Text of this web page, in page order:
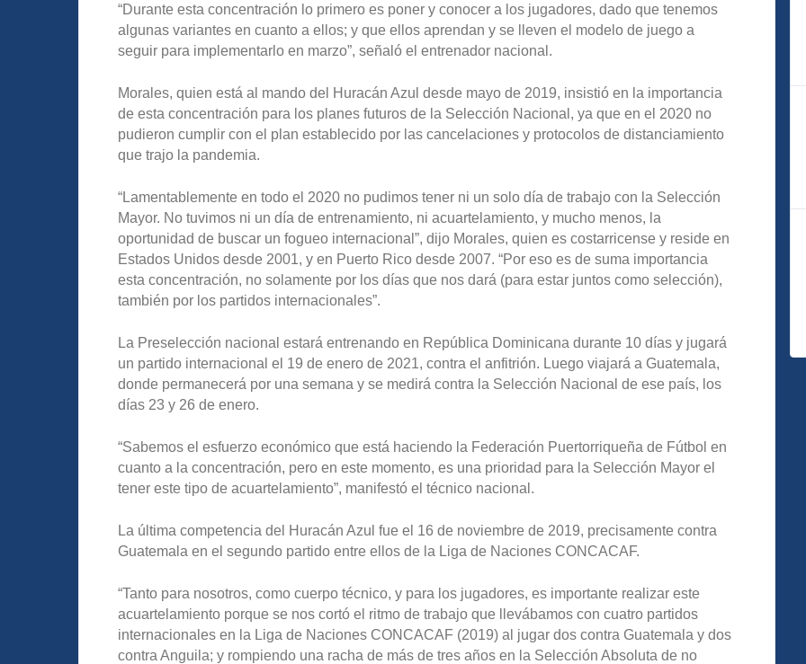
“Durante esta concentración lo primero es poner y conocer a los jugadores, dado que tenemos
algunas variantes en cuanto a ellos; y que ellos aprendan y se lleven el modelo de juego a
seguir para implementarlo en marzo”, señaló el entrenador nacional.
Morales, quien está al mando del Huracán Azul desde mayo de 2019, insistió en la importancia
de esta concentración para los planes futuros de la Selección Nacional, ya que en el 2020 no
pudieron cumplir con el plan establecido por las cancelaciones y protocolos de distanciamiento
que trajo la pandemia.
“Lamentablemente en todo el 2020 no pudimos tener ni un solo día de trabajo con la Selección
Mayor. No tuvimos ni un día de entrenamiento, ni acuartelamiento, y mucho menos, la
oportunidad de buscar un fogueo internacional”, dijo Morales, quien es costarricense y reside en
Estados Unidos desde 2001, y en Puerto Rico desde 2007. “Por eso es de suma importancia
esta concentración, no solamente por los días que nos dará (para estar juntos como selección),
también por los partidos internacionales”.
La Preselección nacional estará entrenando en República Dominicana durante 10 días y jugará
un partido internacional el 19 de enero de 2021, contra el anfitrión. Luego viajará a Guatemala,
donde permanecerá por una semana y se medirá contra la Selección Nacional de ese país, los
días 23 y 26 de enero.
“Sabemos el esfuerzo económico que está haciendo la Federación Puertorriqueña de Fútbol en
cuanto a la concentración, pero en este momento, es una prioridad para la Selección Mayor el
tener este tipo de acuartelamiento”, manifestó el técnico nacional.
La última competencia del Huracán Azul fue el 16 de noviembre de 2019, precisamente contra
Guatemala en el segundo partido entre ellos de la Liga de Naciones CONCACAF.
“Tanto para nosotros, como cuerpo técnico, y para los jugadores, es importante realizar este
acuartelamiento porque se nos cortó el ritmo de trabajo que llevábamos con cuatro partidos
internacionales en la Liga de Naciones CONCACAF (2019) al jugar dos contra Guatemala y dos
contra Anguila; y rompiendo una racha de más de tres años en la Selección Absoluta de no